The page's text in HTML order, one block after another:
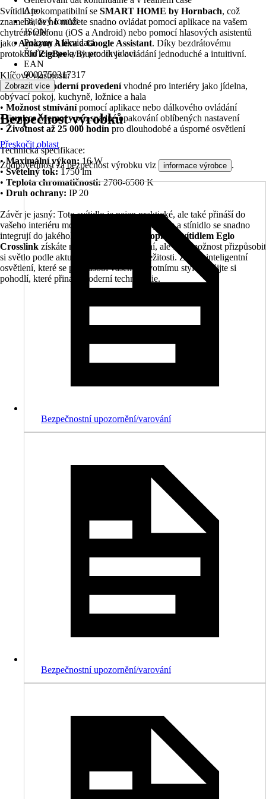
Ano
Datový formát
JSON
Pokyny k likvidaci
Řiďte se pokyny pro likvidaci
EAN
9002759317317
Svítidlo je kompatibilní se SMART HOME by Hornbach, což
znamená, že ho můžete snadno ovládat pomocí aplikace na vašem
chytrém telefonu (iOS a Android) nebo pomocí hlasových asistentů
jakoAmazon AlexaaGoogle Assistant. Díky bezdrátovému
protokoluZigBeea Bluetooth je ovládání jednoduché a intuitivní.
Klíčové vlastnosti:
•Stylové a moderní provedenívhodné pro interiéry jako jídelna,
obývací pokoj, kuchyně, ložnice a hala
• Možnost stmívánípomocí aplikace nebo dálkového ovládání
•Funkce Memorypro snadné opakování oblíbených nastavení
• Životnost až 25 000 hodin pro dlouhodobé a úsporné osvětlení
Technická specifikace:
•Maximální výkon: 16 W
•Světelný tok:1750 lm
• Teplota chromatičnosti:2700-6500 K
• Druh ochrany: IP 20
Závěr je jasný: Toto svítidlo je nejen praktické, ale také přináší do
vašeho interiéru moderní design. Jeho bílý rám a stínidlo se snadno
integrují do jakéhokoli stylu. S
LED stropním svítidlem Eglo
Crosslink získáte nejen kvalitní osvětlení, ale také možnost přizpůsobit
si světlo podle aktuální nálady nebo příležitosti. Zvolte inteligentní
osvětlení, které se přizpůsobí vašemu životnímu stylu a užijte si
pohodlí, které přináší moderní technologie.
Zobrazit více
Bezpečnost výrobků
Přeskočit oblast
Zodpovědnost za bezpečnost výrobku viz informace výrobce .
Bezpečnostní upozornění/varování
Bezpečnostní upozornění/varování